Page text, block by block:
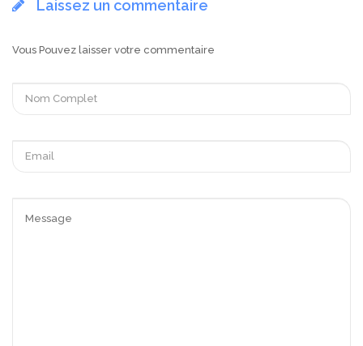
Laissez un commentaire
Vous Pouvez laisser votre commentaire